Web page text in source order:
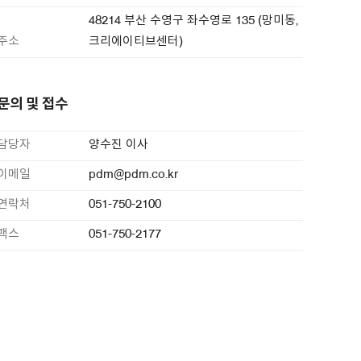
소
48214 부산 수영구 좌수영로 135 (망미동,
크리에이티브센터)
의 및 접수
당자 양수진 이사
메일 pdm@pdm.co.kr
락처 051-750-2100
스 051-750-2177